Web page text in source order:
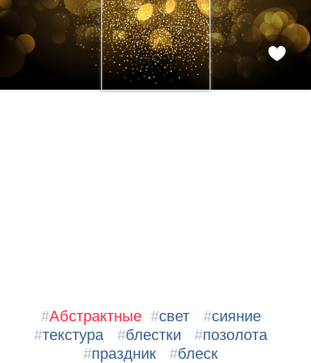
#Абстрактные #свет #сияние
#текстура #блестки #позолота
#праздник #блеск